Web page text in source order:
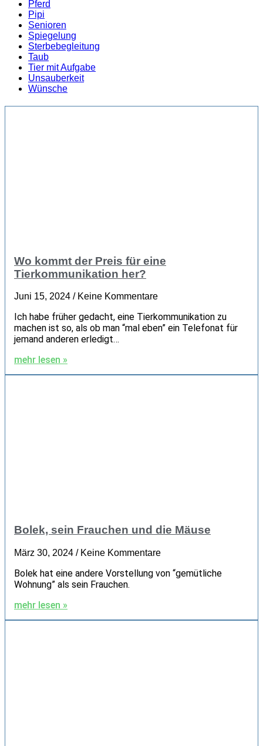
Pferd
Pipi
Senioren
Spiegelung
Sterbebegleitung
Taub
Tier mit Aufgabe
Unsauberkeit
Wünsche
Wo kommt der Preis für eine
Tierkommunikation her?
Juni 15, 2024 Keine Kommentare
Ich habe früher gedacht, eine Tierkommunikation zu
machen ist so, als ob man “mal eben” ein Telefonat für
jemand anderen erledigt…
mehr lesen »
Bolek, sein Frauchen und die Mäuse
März 30, 2024 Keine Kommentare
Bolek hat eine andere Vorstellung von “gemütliche
Wohnung” als sein Frauchen.
mehr lesen »